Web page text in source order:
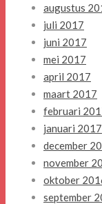
augustus
juli 2017
juni 2017
mei 2017
april 2017
maart 2017
februari
januari 2017
december
november
oktober
september